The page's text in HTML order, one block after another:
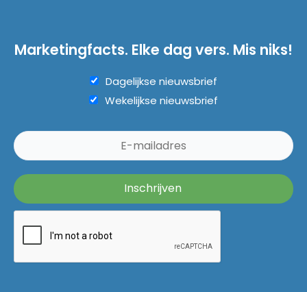
Marketingfacts. Elke dag vers. Mis niks!
Dagelijkse nieuwsbrief
Wekelijkse nieuwsbrief